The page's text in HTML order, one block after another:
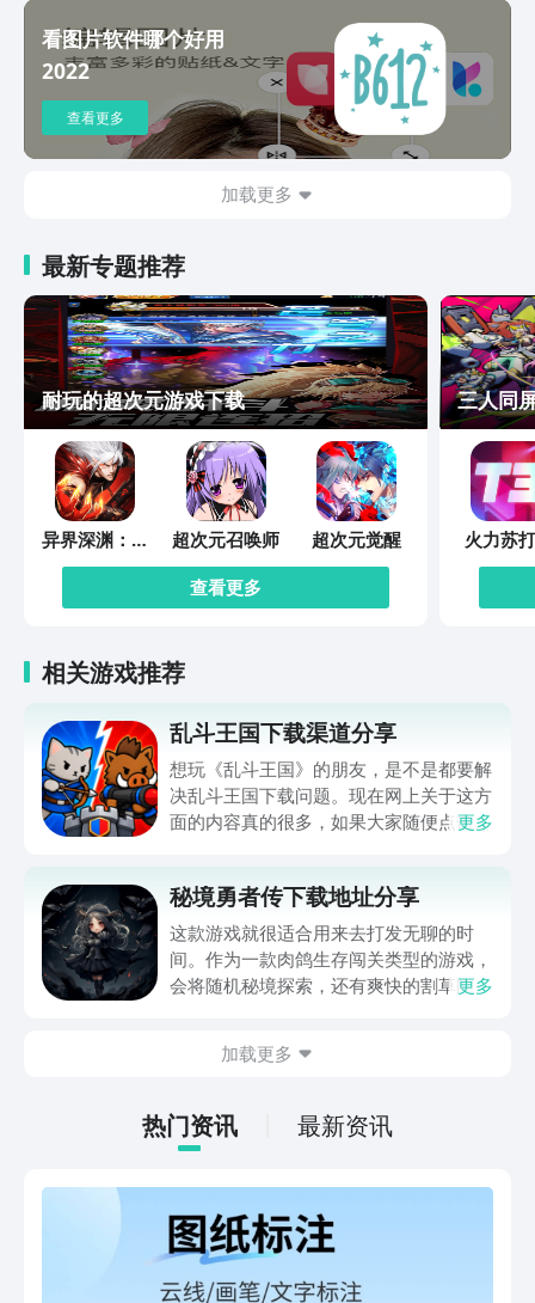
看图片软件哪个好用
2022
查看更多
加载更多
最新专题推荐
耐玩的超次元游戏下载
异界深渊：觉
醒
超次元召唤师
超次元觉醒
查看更多
三人同
火力苏
相关游戏推荐
乱斗王国下载渠道分享
想玩《乱斗王国》的朋友，是不是都要解
决乱斗王国下载问题。现在网上关于这方
面的内容真的很多，如果大家随便点击陌
app进行下载会更加方便，九游是手游福
利最多的游戏平台，在这里不仅能够看到
游戏资源，还能及时查看后续的消息、活
动内容等相关信息。
更多
秘境勇者传下载地址分享
这款游戏就很适合用来去打发无聊的时
间。作为一款肉鸽生存闯关类型的游戏，
会将随机秘境探索，还有爽快的割草闯关
接就可以下载。游戏的上手门槛还是比较
打发无聊的时间，可玩性真的比较高。
更多
加载更多
热门资讯 最新资讯